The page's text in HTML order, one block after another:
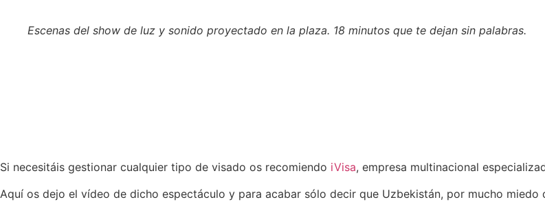
Escenas del show de luz y sonido proyectado en la plaza. 18 minutos que te dejan sin palabras.
Si necesitáis gestionar cualquier tipo de visado os recomiendo iVisa, empresa multinacional
Aquí os dejo el vídeo de dicho espectáculo y para acabar sólo decir que Uzbekistán, por mucho